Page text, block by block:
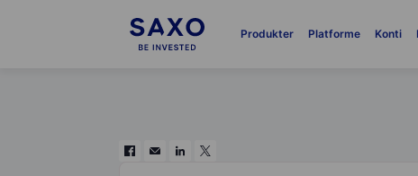
Produkter Platforme Konti